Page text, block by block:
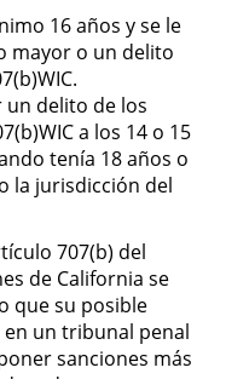
Temporal
Dañina en
Menores
16 años y se le
mayor o un delito
un delito de los
a los 14 o 15
tenía 18 años o
la jurisdicción del
707(b) del
de California se
que su posible
un tribunal penal
sanciones más